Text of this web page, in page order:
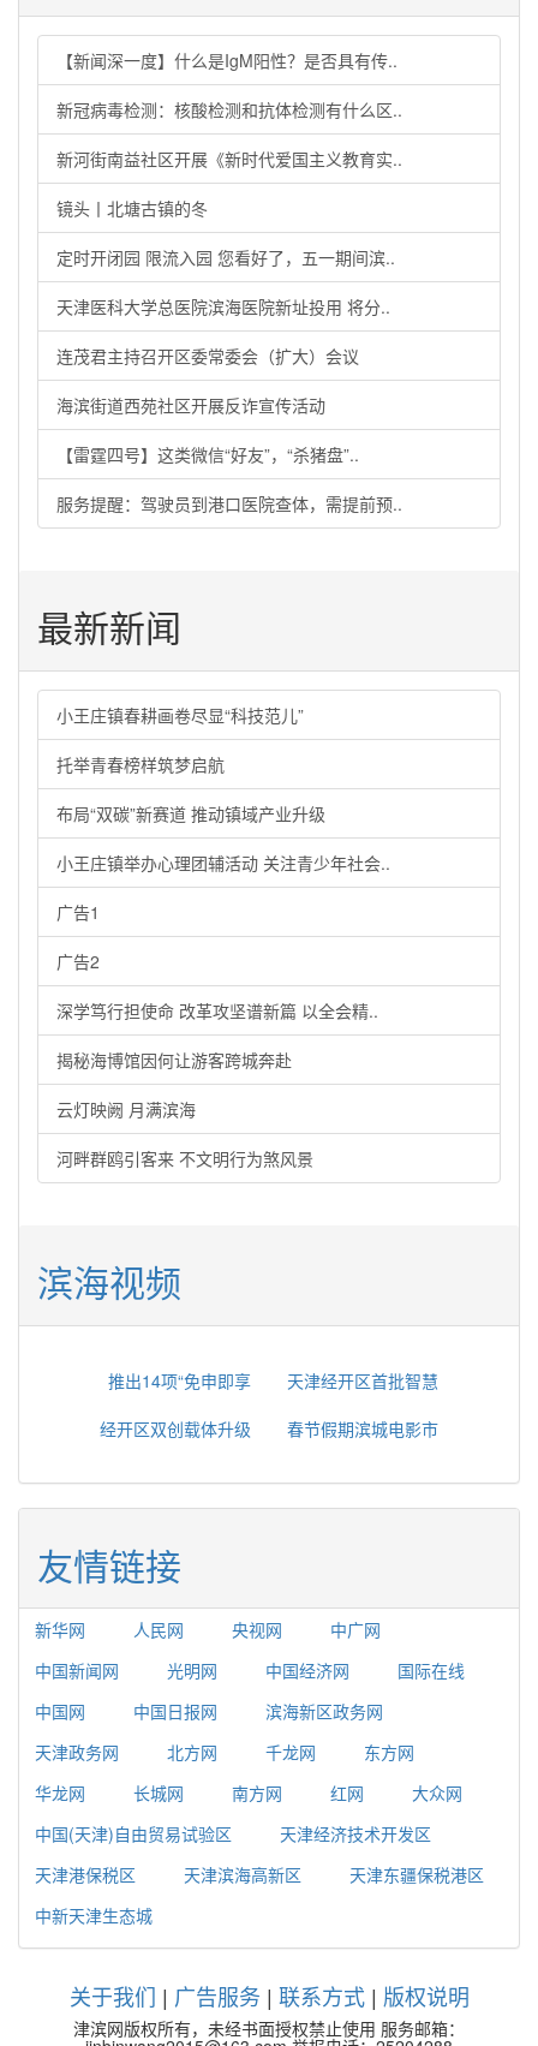
【新闻深一度】什么是IgM阳性？是否具有传..
新冠病毒检测：核酸检测和抗体检测有什么区..
新河街南益社区开展《新时代爱国主义教育实..
镜头丨北塘古镇的冬
定时开闭园 限流入园 您看好了，五一期间滨..
天津医科大学总医院滨海医院新址投用 将分..
连茂君主持召开区委常委会（扩大）会议
海滨街道西苑社区开展反诈宣传活动
【雷霆四号】这类微信“好友”，“杀猪盘”..
服务提醒：驾驶员到港口医院查体，需提前预..
最新新闻
小王庄镇春耕画卷尽显“科技范儿”
托举青春榜样筑梦启航
布局“双碳”新赛道 推动镇域产业升级
小王庄镇举办心理团辅活动 关注青少年社会..
广告1
广告2
深学笃行担使命 改革攻坚谱新篇 以全会精..
揭秘海博馆因何让游客跨城奔赴
云灯映阙 月满滨海
河畔群鸥引客来 不文明行为煞风景
滨海视频
推出14项“免申即享
天津经开区首批智慧
经开区双创载体升级
春节假期滨城电影市
友情链接
新华网 人民网 央视网
中广网
中国新闻网
光明网 中国经济网
国际在线
中国网
中国日报网
滨海新区政务网
天津政务网
北方网 千龙网
东方网
华龙网
长城网 南方网 红网
大众网
中国(天津)自由贸易试验区
天津经济技术开发区
天津港保税区
天津滨海高新区
天津东疆保税港区
中新天津生态城
关于我们 | 广告服务 | 联系方式| 版权说明
津滨网版权所有，未经书面授权禁止使用 服务邮箱：